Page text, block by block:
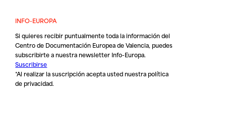
INFO-EUROPA
Si quieres recibir puntualmente toda la información del
Centro de Documentación Europea de Valencia, puedes
subscribirte a nuestra newsletter Info-Europa.
Suscribirse
*Al realizar la suscripción acepta usted nuestrapolítica
de privacidad.